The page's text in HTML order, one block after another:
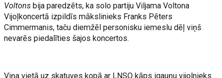
Voltons bija paredzēts, ka solo partiju Viljama Voltona
Vijoļkoncertā izpildīs mākslinieks Franks Pēters
Cimmermanis, taču diemžēl personisku iemeslu dēļ viņš
nevarēs piedalīties šajos koncertos.
Viņa vietā uz skatuves kopā ar LNSO kāps igauņu vijolnieks